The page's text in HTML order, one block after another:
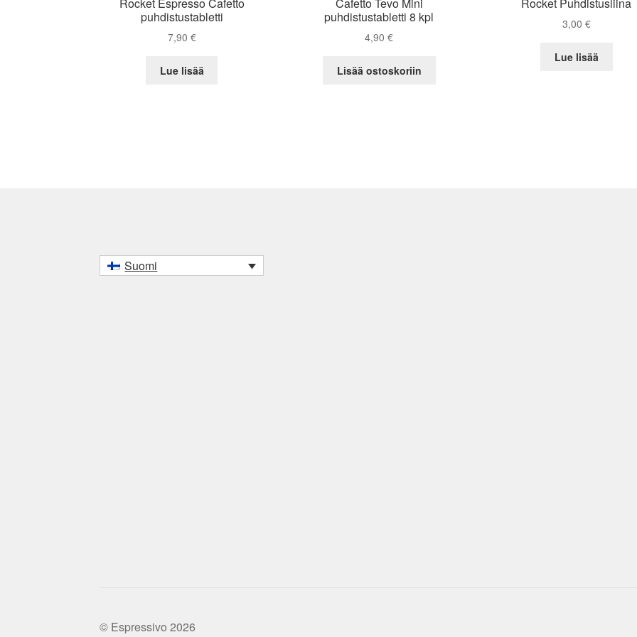
puhdistustabletti
7,90 €
Lue lisää
puhdistustabletti 8 kpl
4,90€
Lisää ostoskoriin
3,00 €
Lue lisää
Suomi
© Espressivo 2026